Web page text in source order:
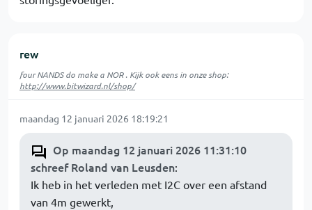
rew
four NANDS do make a NOR . Kijk ook eens in onze shop:
http://www.bitwizard.nl/shop/
maandag 12 januari 2026 18:19:21
Op maandag 12 januari 2026 11:31:10
schreef Roland van Leusden:
Ik heb in het verleden met I2C over een afstand
van 4m gewerkt,